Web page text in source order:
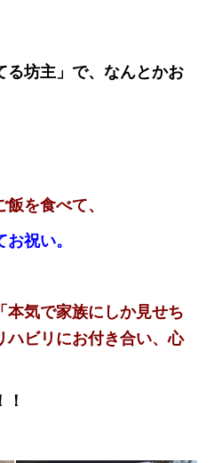
る坊主」で、なんとかお
を食べて、
祝い。
本気で家族にしか見せち
ハビリにお付き合い、心